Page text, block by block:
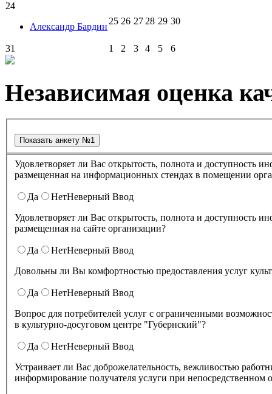
24
Александр Бардин
25 26 27 28 29 30
31 1 2 3 4 5 6
Независимая оценка
Удовлетворяет ли Вас открытость, полнота и доступность информации о деятельности в культурно-досуговом центре "Губернский" ,
размещенная на информационных стендах в помещении
Да НетНеверный Ввод
Удовлетворяет ли Вас открытость, полнота и доступность информации о деятельности культурно-досугового центра "Губернский" ,
размещенная на сайте организации?
Да НетНеверный Ввод
Довольны ли Вы комфортностью предоставления услуг
Да НетНеверный Ввод
Вопрос для потребителей услуг с ограниченными
в культурно-досуговом центре "Губернский"?
Да НетНеверный Ввод
Устраивает ли Вас доброжелательность, вежливостью работников организации культуры, обеспечивающих первичный контакт и
информирование получателя услуги при